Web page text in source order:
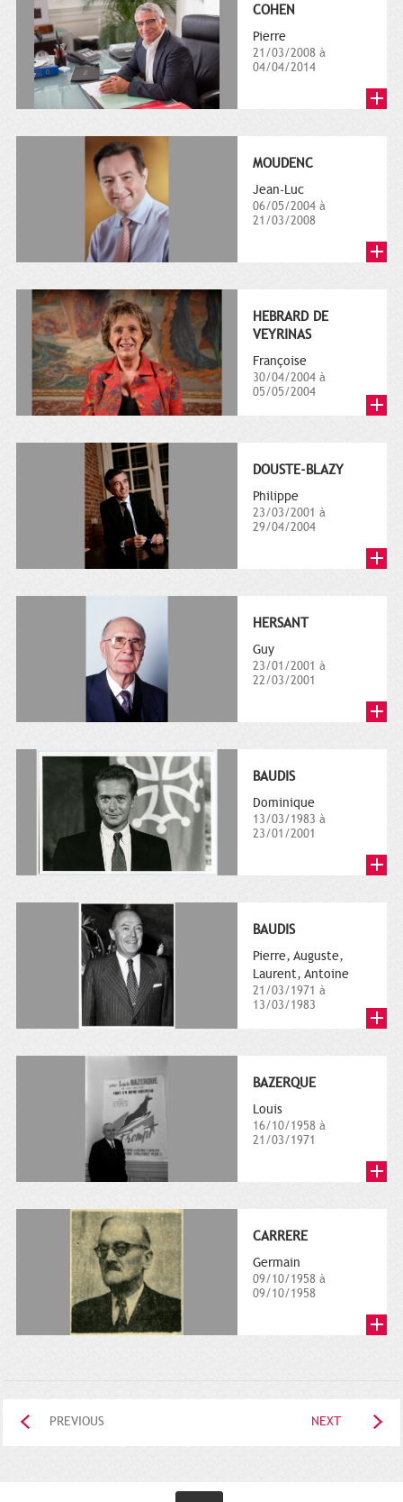
COHEN
Pierre
21/03/2008 à
04/04/2014
MOUDENC
Jean-Luc
06/05/2004 à
21/03/2008
HEBRARD DE
VEYRINAS
Françoise
30/04/2004 à
05/05/2004
DOUSTE-BLAZY
Philippe
23/03/2001 à
29/04/2004
HERSANT
Guy
23/01/2001 à
22/03/2001
BAUDIS
Dominique
13/03/1983 à
23/01/2001
BAUDIS
Pierre, Auguste,
Laurent, Antoine
21/03/1971 à
13/03/1983
BAZERQUE
Louis
16/10/1958 à
21/03/1971
CARRERE
Germain
09/10/1958 à
09/10/1958
PREVIOUS NEXT